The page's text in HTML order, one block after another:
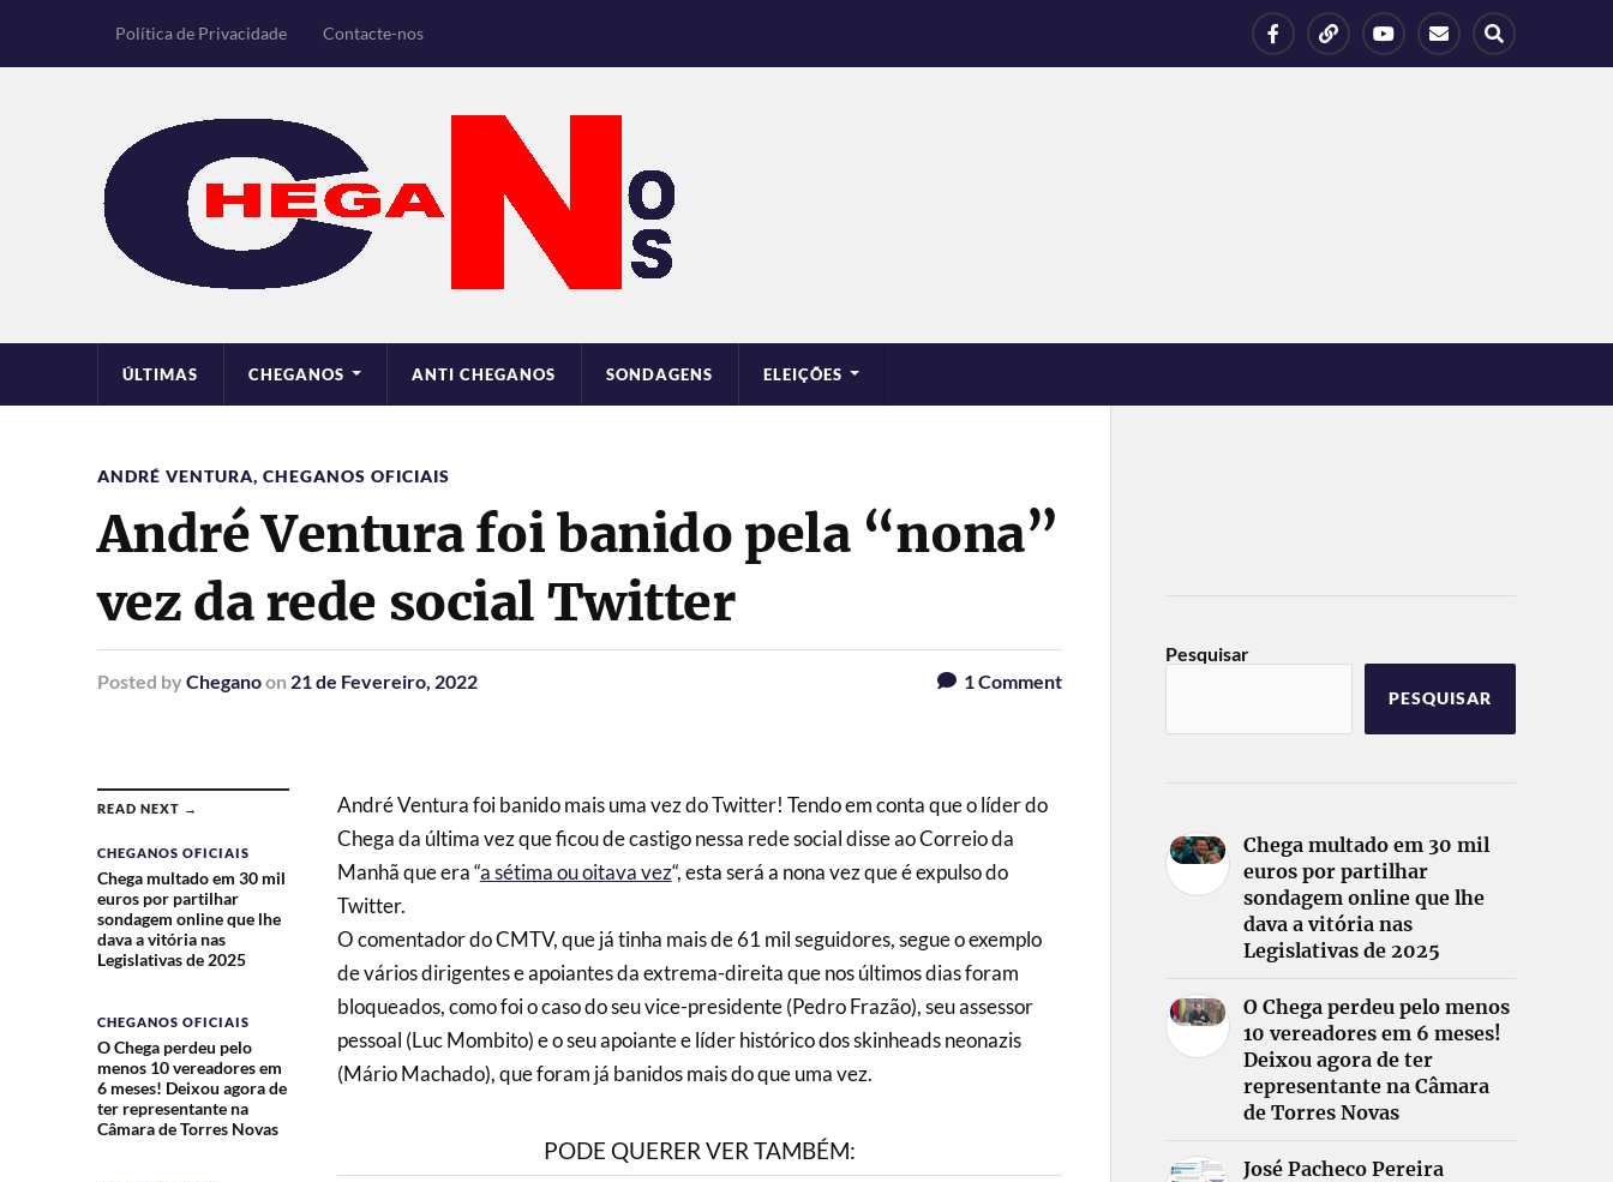
Política de Privacidade Contacte-nos
ÚLTIMAS CHEGANOS ANTI CHEGANOS SONDAGENS ELEIÇÕES
ANDRÉ VENTURA, CHEGANOS OFICIAIS
André Ventura foi banido pela “nona”
vez da rede social Twitter
Posted by Cheganoon 21 de Fevereiro, 2022 1Comment
READ NEXT →
CHEGANOS OFICIAIS
Chega multado em 30 mil
euros por partilhar
sondagem online que lhe
dava a vitória nas
Legislativas de 2025
CHEGANOS OFICIAIS
O Chega perdeu pelo
menos 10 vereadores em
6 meses! Deixou agora de
ter representante na
Câmara de Torres Novas
André Ventura foi banido mais uma vez do Twitter! Tendo em conta que o líder do
Chega da última vez que ficou de castigo nessa rede social disse ao Correio da
Manhã que era “a sétima ou oitava vez“, esta será a nona vez que é expulso do
Twitter.
O comentador do CMTV, que já tinha mais de 61 mil seguidores, segue o exemplo
de vários dirigentes e apoiantes da extrema-direita que nos últimos dias foram
bloqueados, como foi o caso do seu vice-presidente (Pedro Frazão), seu assessor
pessoal (Luc Mombito) e o seu apoiante e líder histórico dos skinheads neonazis
(Mário Machado), que foram já banidos mais do que uma vez.
PODE QUERER VER TAMBÉM:
Pesquisar
PESQUISAR
Chega multado em 30 mil
euros por partilhar
sondagem online que lhe
dava a vitória nas
Legislativas de 2025
O Chega perdeu pelo menos
10 vereadores em 6 meses!
Deixou agora de ter
representante na Câmara
de Torres Novas
José Pacheco Pereira